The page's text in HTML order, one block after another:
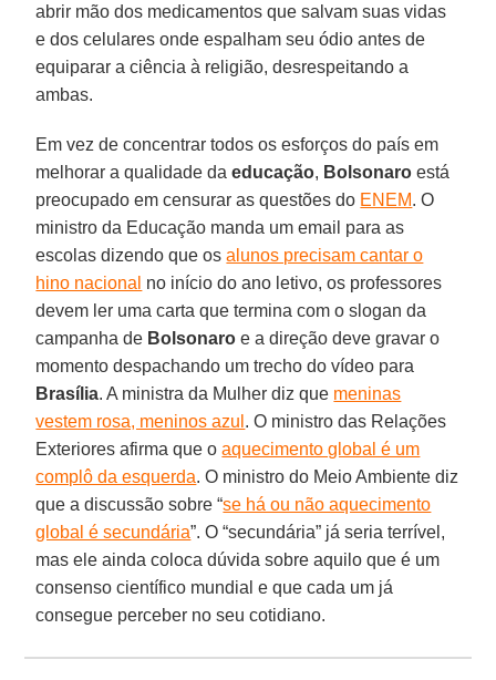
abrir mão dos medicamentos que salvam suas vidas
e dos celulares onde espalham seu ódio antes de
equiparar a ciência à religião, desrespeitando a
ambas.
Em vez de concentrar todos os esforços do país em
melhorar a qualidade daeducação, Bolsonaro está
preocupado em censurar as questões do ENEM. O
ministro da Educação manda um email para as
escolas dizendo que osalunos precisam cantar o
hino nacional no início do ano letivo, os professores
devem ler uma carta que termina com o slogan da
campanha de Bolsonaro e a direção deve gravar o
momento despachando um trecho do vídeo para
Brasília. A ministra da Mulher diz que meninas
vestem rosa, meninos azul . O ministro das Relações
Exteriores afirma que oaquecimento global é um
complô da esquerda. O ministro do Meio Ambiente diz
que a discussão sobre “se há ou não aquecimento
global é secundária”. O “secundária” já seria terrível,
mas ele ainda coloca dúvida sobre aquilo que é um
consenso científico mundial e que cada um já
consegue perceber no seu cotidiano.